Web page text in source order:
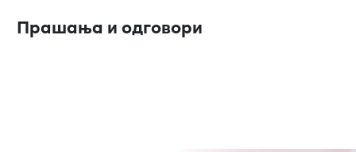
Прашања и одговори